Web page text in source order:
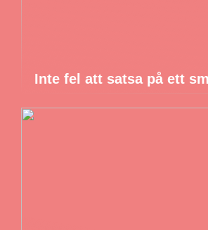
Inte fel att satsa på ett